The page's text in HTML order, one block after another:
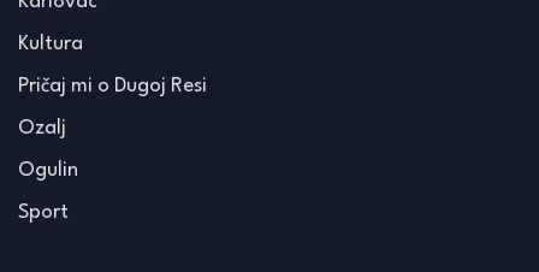
Kultura
Pričaj mi o Dugoj Resi
Ozalj
Ogulin
Sport